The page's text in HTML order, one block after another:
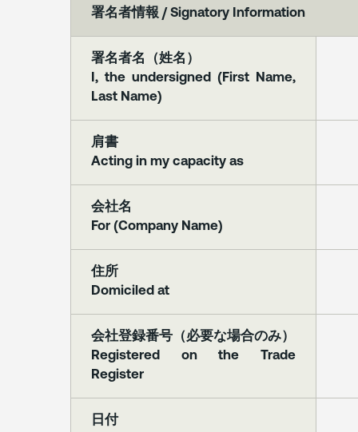
署名者情報 / Signatory Information
署名者名（姓名）
I, the undersigned (First Name,
Last Name)
肩書
Acting in my capacity as
会社名
For (Company Name)
住所
Domiciled at
会社登録番号（必要な場合のみ）
Registered on the Trade
Register
日付